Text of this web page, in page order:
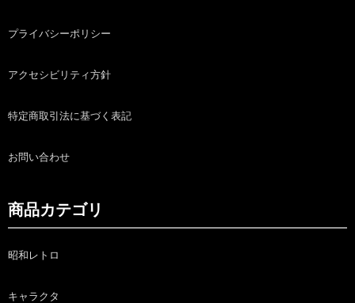
プライバシーポリシー
アクセシビリティ方針
特定商取引法に基づく表記
お問い合わせ
商品カテゴリ
昭和レトロ
キャラクタ